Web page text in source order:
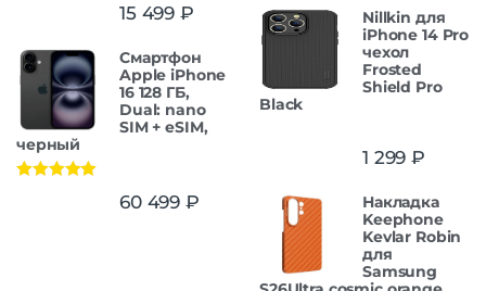
15 499 ₽
Смартфон
Apple iPhone
16 128 ГБ,
Dual: nano
SIM + eSIM,
черный
60 499 ₽
Nillkin для
iPhone 14 Pro
чехол
Frosted
Shield Pro
Black
1 299 ₽
Накладка
Keephone
Kevlar Robin
для
Samsung